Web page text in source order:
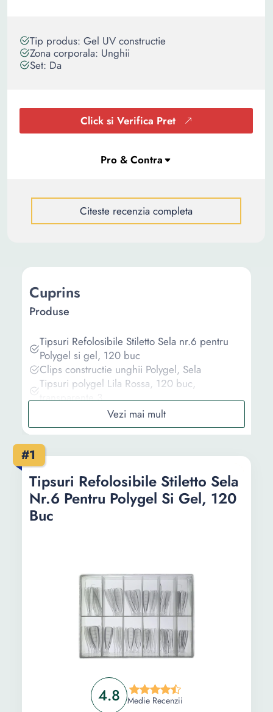
Tip produs: Gel UV constructie
Zona corporala: Unghii
Set: Da
Click si Verifica Pret
Citeste recenzia completa
#1
4.8 Medie Recenzii
Tipsuri Refolosibile Stiletto Sela
Nr.6 Pentru Polygel Si Gel, 120
Buc
Cuprins
Produse
Tipsuri Refolosibile Stiletto Sela nr.6 pentru
Polygel si gel, 120 buc
Clips constructie unghii Polygel, Sela
Tipsuri polygel Lila Rossa, 120 buc,
transparente 3
Solutie aplicare polygel, Lila Rossa, 75 ml
Kit mini polygel pentru constructie unghii,
Venalisa, 16 piese, TK01, 15 gr, 50 ml
Informații
Ghid de cumparare
Intrebari Frecvente